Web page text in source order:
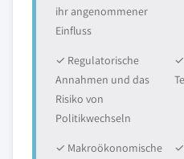
ihr angenommener
Einfluss
✓ Regulatorische
Annahmen und das
Risiko von
Politikwechseln
✓
✓ Makroökonomische
✓